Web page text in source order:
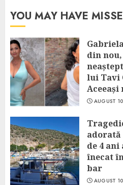
YOU MAY HAVE
din
lui Tavi
Aceeași
AUGUST
adorată
de 4
înecat
bar
AUGUST